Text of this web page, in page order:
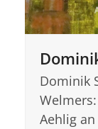
Dominik
Aehlig